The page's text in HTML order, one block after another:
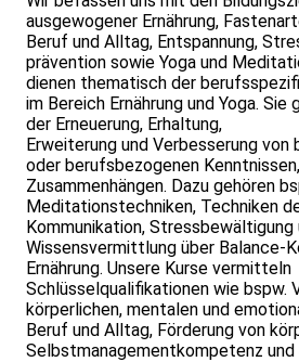
ausgewogener Ernährung,
Beruf und Alltag, Entspannung,
prävention sowie Yoga und
dienen thematisch der
im Bereich Ernährung und Yoga.
der Erneuerung, Erhaltung,
Erweiterung und Verbesserung
oder berufsbezogenen
Zusammenhängen. Dazu gehören
Meditationstechniken, Techniken
Kommunikation, Stressbewältigung
Wissensvermittlung über Balance-
Ernährung. Unsere Kurse vermitteln
Schlüsselqualifikationen wie bspw.
körperlichen, mentalen und
Beruf und Alltag, Förderung von
Selbstmanagementkompetenz